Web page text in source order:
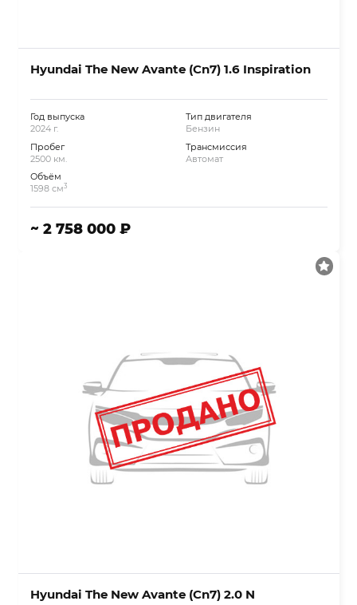
Hyundai The New Avante (Cn7) 1.6 Inspiration
Год выпуска
2024 г.
Пробег
2500 км.
Объём
1598 см3
Тип двигателя
Бензин
Трансмиссия
Автомат
~ 2 758 000 ₽
Hyundai The New Avante (Cn7) 2.0 N